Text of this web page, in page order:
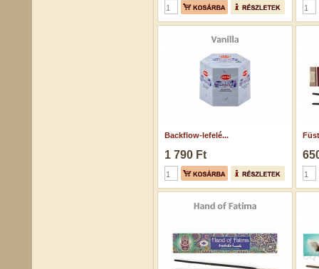
Backflow-lefelé...
1 790 Ft